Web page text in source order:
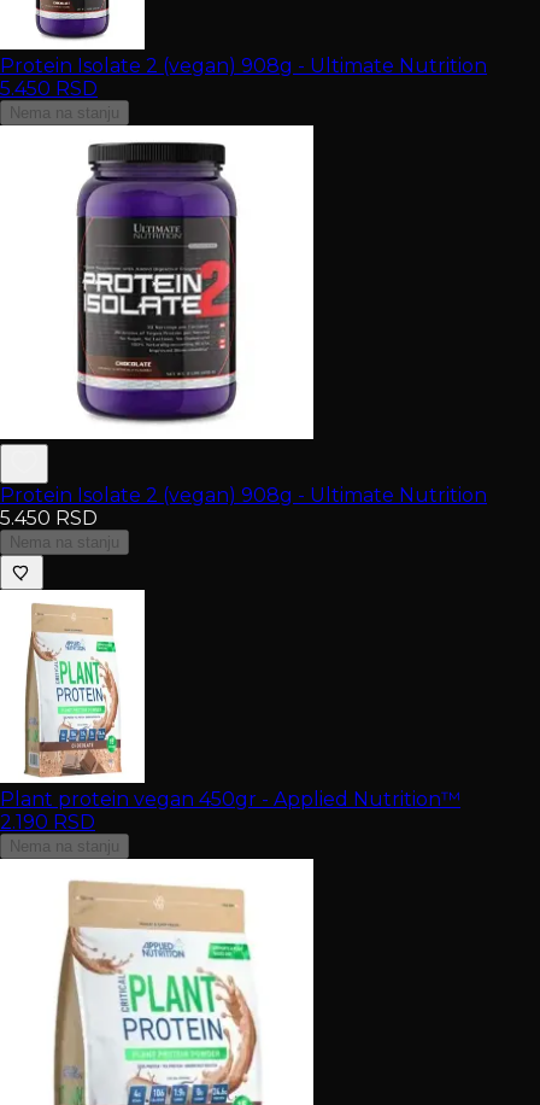
Protein Isolate 2 (vegan) 908g - Ultimate Nutrition
5.450 RSD
Nema na stanju
Protein Isolate 2 (vegan) 908g - Ultimate Nutrition
5.450 RSD
Nema na stanju
Plant protein vegan 450gr - Applied Nutrition™
2.190 RSD
Nema na stanju